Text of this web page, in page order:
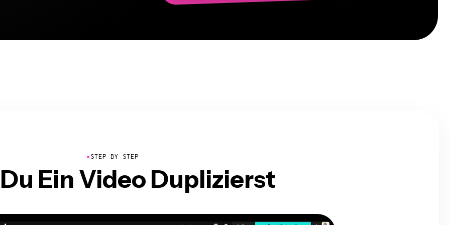
●STEP BY STEP
Ein Video Duplizierst